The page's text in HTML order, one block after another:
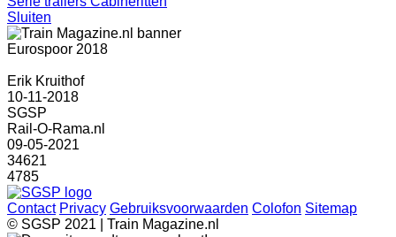
Sluiten
Eurospoor 2018
Erik Kruithof
10-11-2018
SGSP
Rail-O-Rama.nl
09-05-2021
34621
4785
Contact Privacy Gebruiksvoorwaarden Colofon Sitemap
© SGSP 2021 | Train Magazine.nl